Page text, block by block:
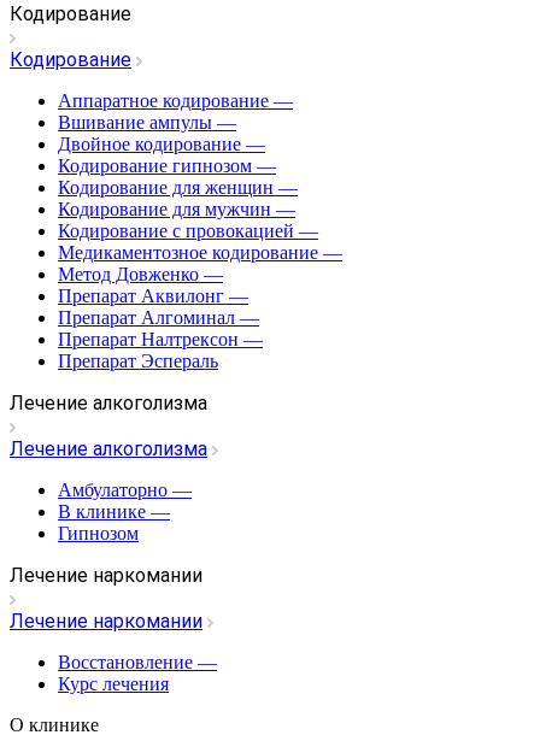
Кодирование
Кодирование
Аппаратное кодирование —
Вшивание ампулы —
Двойное кодирование —
Кодирование гипнозом —
Кодирование для женщин —
Кодирование для мужчин —
Кодирование с провокацией —
Медикаментозное кодирование —
Метод Довженко —
Препарат Аквилонг —
Препарат Алгоминал —
Препарат Налтрексон —
Препарат Эспераль
Лечение алкоголизма
Лечение алкоголизма
Амбулаторно —
В клинике —
Гипнозом
Лечение наркомании
Лечение наркомании
Восстановление —
Курс лечения
О клинике